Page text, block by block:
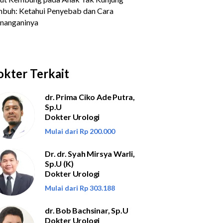
Terkait